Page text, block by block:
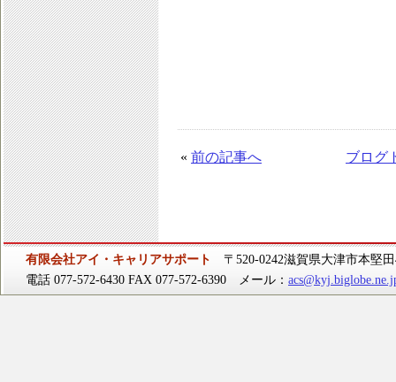
« 前の記事へ ブログ
有限会社アイ・キャリアサポート
〒520-0242滋賀県大津市本堅
電話 077-572-6430 FAX 077-572-6390 メール：